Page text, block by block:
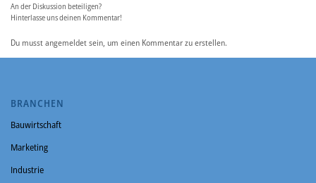
An der Diskussion beteiligen?
Hinterlasse uns deinen Kommentar!
Du musst angemeldet sein, um einen Kommentar zu erstellen.
BRANCHEN
Bauwirtschaft
Marketing
Industrie